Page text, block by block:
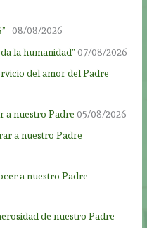
08/08/2026
la humanidad” 07/08/2026
del amor del Padre
a nuestro Padre 05/08/2026
a nuestro Padre
a nuestro Padre
de nuestro Padre